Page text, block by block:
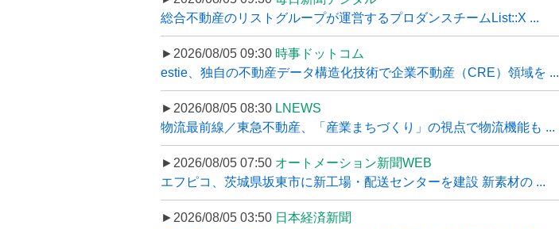
総合不動産のリストグループが運営するプロダンスチームList::X ...
►2026/08/05 09:30 時事ドットコム
estie、独自の不動産データ構造化技術で企業不動産（CRE）領域を ...
►2026/08/05 08:30 LNEWS
物流最前線／東急不動産、「産業まちづくり」の視点で物流機能も ...
►2026/08/05 07:50 オートメーション新聞WEB
エフピコ、茨城県坂東市に新工場・配送センターを建設 新素材の ...
►2026/08/05 03:50 日本経済新聞